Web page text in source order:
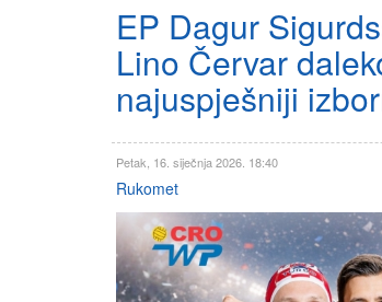
EP Dagur
Lino Červar
najuspješniji
Petak, 16. siječnja 2026. 18:40
Rukomet